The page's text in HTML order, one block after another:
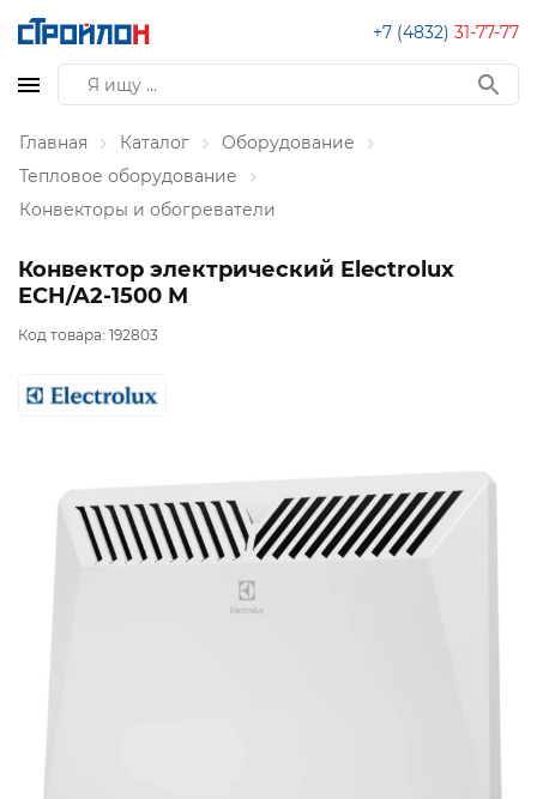
+7 (4832) 31-77-77
Главная Каталог
Оборудование
Тепловое оборудование
Конвекторы и обогреватели
Конвектор электрический Electrolux
ECH/A2-1500 M
Код товара: 192803